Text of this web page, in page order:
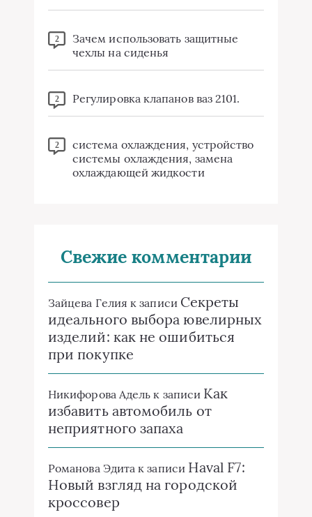
2
Зачем использовать защитные
чехлы на сиденья
2 Регулировка клапанов ваз 2101.
2
система охлаждения, устройство
системы охлаждения, замена
охлаждающей жидкости
Свежие комментарии
Зайцева Гелия к записи Секреты
идеального выбора ювелирных
изделий: как не ошибиться
при покупке
Никифорова Адель к записи Как
избавить автомобиль от
неприятного запаха
Романова Эдита к записи Haval F7:
Новый взгляд на городской
кроссовер